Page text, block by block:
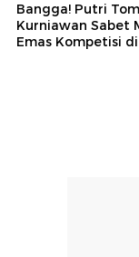
Bangga! Putri
Kurniawan Sabet
Emas Kompetisi